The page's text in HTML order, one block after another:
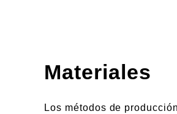
Materiales
Los métodos de